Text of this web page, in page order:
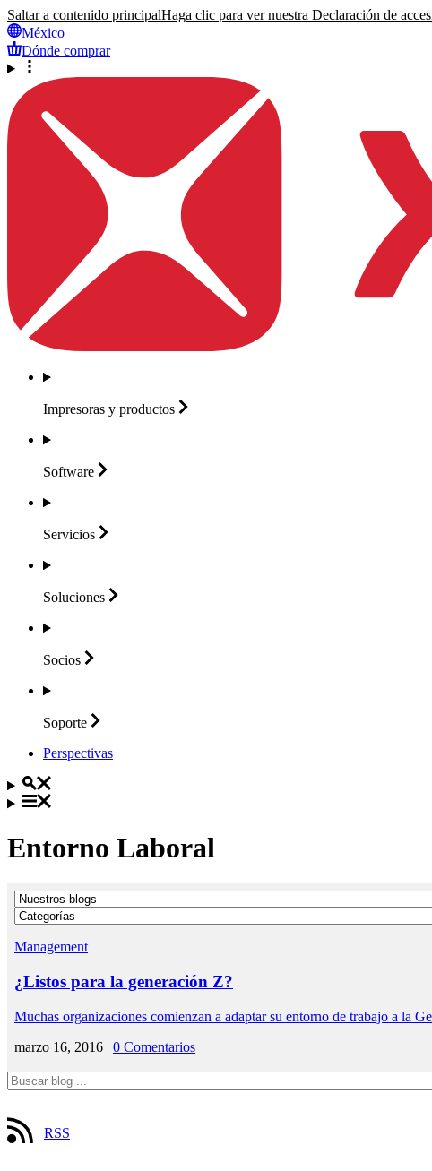
Saltar a contenido principalHaga clic para ver nuestra Declaración de
México
Dónde comprar
Impresoras y productos
Software
Servicios
Soluciones
Socios
Soporte
Perspectivas
Entorno Laboral
Management
¿Listos para la generación Z?
Muchas organizaciones comienzan a adaptar su entorno de trabajo a la
marzo 16, 2016 | 0 Comentarios
RSS